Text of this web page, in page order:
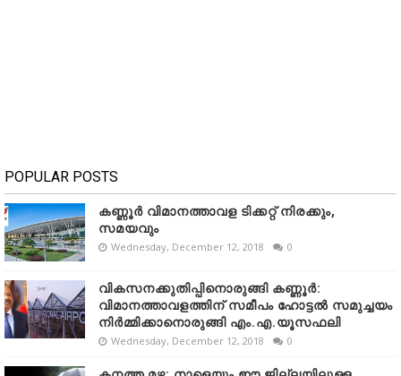
POPULAR POSTS
കണ്ണൂർ വിമാനത്താവള ടിക്കറ്റ് നിരക്കും,
സമയവും
Wednesday, December 12, 2018 0
വികസനക്കുതിപ്പിനൊരുങ്ങി കണ്ണൂർ:
വിമാനത്താവളത്തിന് സമീപം ഹോട്ടൽ സമുച്ചയം
നിർമ്മിക്കാനൊരുങ്ങി എം.എ.യൂസഫലി
Wednesday, December 12, 2018 0